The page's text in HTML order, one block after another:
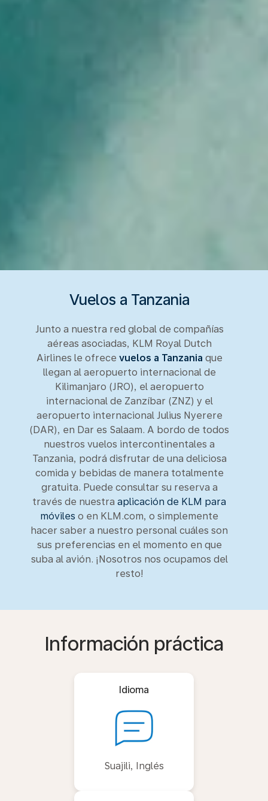
Vuelos a Tanzania
Junto a nuestra red global de compañías
aéreas asociadas, KLM Royal Dutch
Airlines le ofrece vuelos a Tanzania que
llegan al aeropuerto internacional de
Kilimanjaro (JRO), el aeropuerto
internacional de Zanzíbar (ZNZ) y el
aeropuerto internacional Julius Nyerere
(DAR), en Dar es Salaam. A bordo de todos
nuestros vuelos intercontinentales a
Tanzania, podrá disfrutar de una deliciosa
comida y bebidas de manera totalmente
gratuita. Puede consultar su reserva a
través de nuestra aplicación de KLM para
móviles o en KLM.com, o simplemente
hacer saber a nuestro personal cuáles son
sus preferencias en el momento en que
suba al avión. ¡Nosotros nos ocupamos del
resto!
Información práctica
Idioma
Suajili, Inglés